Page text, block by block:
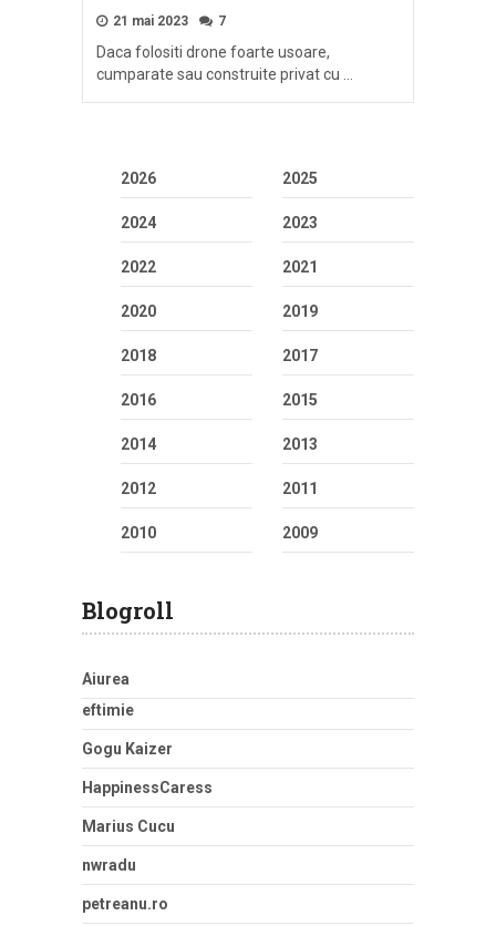
21 mai 2023 7
Daca folositi drone foarte usoare,
cumparate sau construite privat cu …
2026 2025
2024 2023
2022 2021
2020 2019
2018 2017
2016 2015
2014 2013
2012 2011
2010 2009
Blogroll
Aiurea
eftimie
Gogu Kaizer
HappinessCaress
Marius Cucu
nwradu
petreanu.ro